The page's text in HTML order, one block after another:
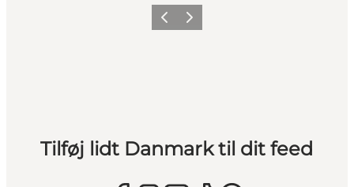
ForrigeNæste
Tilføj lidt Danmark til dit feed